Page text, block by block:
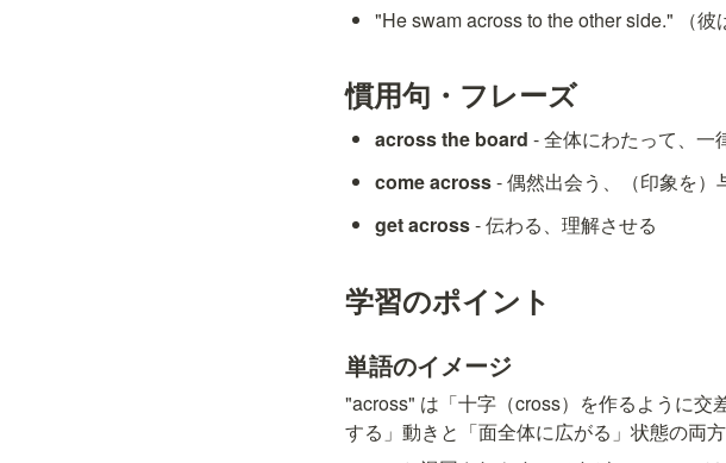
"He swam across to the other side." （彼
慣用句・フレーズ
across the board - 全体にわたって、一
come across - 偶然出会う、（印象を）
get across - 伝わる、理解させる
学習のポイント
単語のイメージ
"across" は「十字（cross）を作るように交
する」動きと「面全体に広がる」状態の両方